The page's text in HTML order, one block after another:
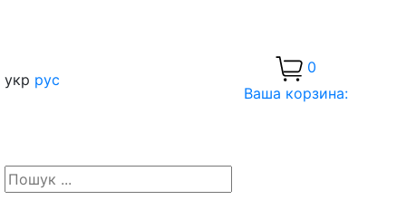
укр рус
0
Ваша корзина: